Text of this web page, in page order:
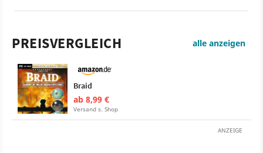
PREISVERGLEICH alle anzeigen
Braid
ab 8,99 €
Versand s. Shop
ANZEIGE